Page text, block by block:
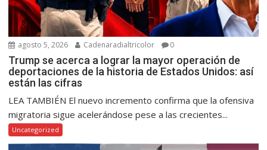
agosto 5, 2026 Cadenaradialtricolor 0
Trump se acerca a lograr la mayor operación de
deportaciones de la historia de Estados Unidos: así
están las cifras
LEA TAMBIÉN El nuevo incremento confirma que la ofensiva
migratoria sigue acelerándose pese a las crecientes...
Uncategorized